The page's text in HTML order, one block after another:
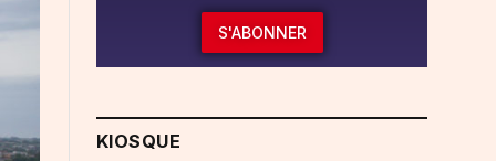
S'ABONNER
KIOSQUE